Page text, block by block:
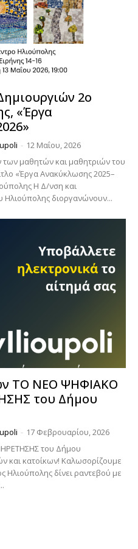
2ο
«Έργα
- 12 Μαΐου, 2026
μαθητών και μαθητριών του
«Έργα Ανακύκλωσης 2025–
Δ/νση και
Ηλιούπολης διοργανώνουν...
ΤΟ ΝΕΟ ΨΗΦΙΑΚΟ
του Δήμου
- 17 Φεβρουαρίου, 2026
του Δήμου
και κατοίκων! Καλωσορίζουμε